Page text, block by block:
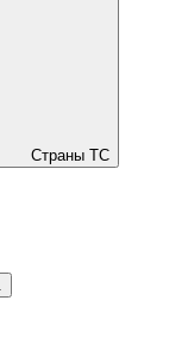
Страны ТС